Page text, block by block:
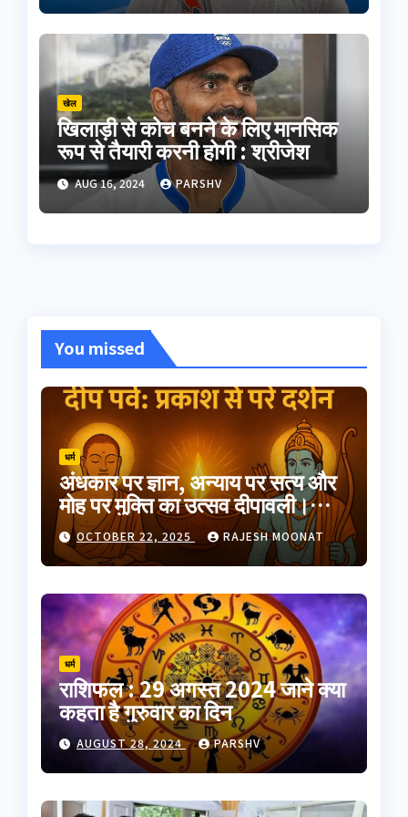
खेल
खिलाड़ी से कोच बनने के लिए मानसिक
रूप से तैयारी करनी होगी : श्रीजेश
AUG 16, 2024 PARSHV
You missed
धर्म
अंधकार पर ज्ञान, अन्याय पर सत्य और
मोह पर मुक्ति का उत्सव दीपावली।
भारतीय परंपरा का यह त्योहार
आत्मप्रकाश का प्रतीक है
OCTOBER 22, 2025 RAJESH MOONAT
धर्म
राशिफल : 29 अगस्त 2024 जाने क्या
कहता है गुरुवार का दिन
AUGUST 28, 2024 PARSHV